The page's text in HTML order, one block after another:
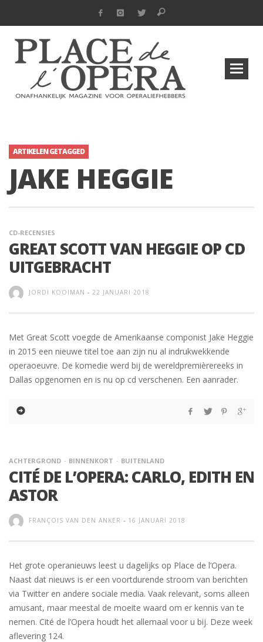
ARTIKELEN GETAGGED
JAKE HEGGIE
CD-RECENSIES
GREAT SCOTT VAN HEGGIE OP CD
UITGEBRACHT
JORDI KOOIMAN - 22 JANUARI 2018
Met Great Scott voegde de Amerikaanse componist Jake Heggie
in 2015 een nieuwe titel toe aan zijn nu al indrukwekkende
operaoeuvre. De komedie werd bij de wereldpremièrereeks in
Dallas opgenomen en is nu op cd verschenen. Een aanrader.
ACHTERGROND BINNENKORT BUITENLAND
CITÉ DE L’OPERA: CARLO, EDITH EN
ASTOR
FRANÇOIS VAN DEN ANKER - 16 JANUARI 2018
Het grote operanieuws leest u dagelijks op Place de l’Opera.
Naast dat nieuws is er een voortdurende stroom van berichten
via Twitter en andere sociale media. Vaak relevant, soms alleen
amusant, maar meestal de moeite waard om er kennis van te
nemen. Cité de l’Opera houdt het allemaal voor u bij. Deze week
aflevering 124.